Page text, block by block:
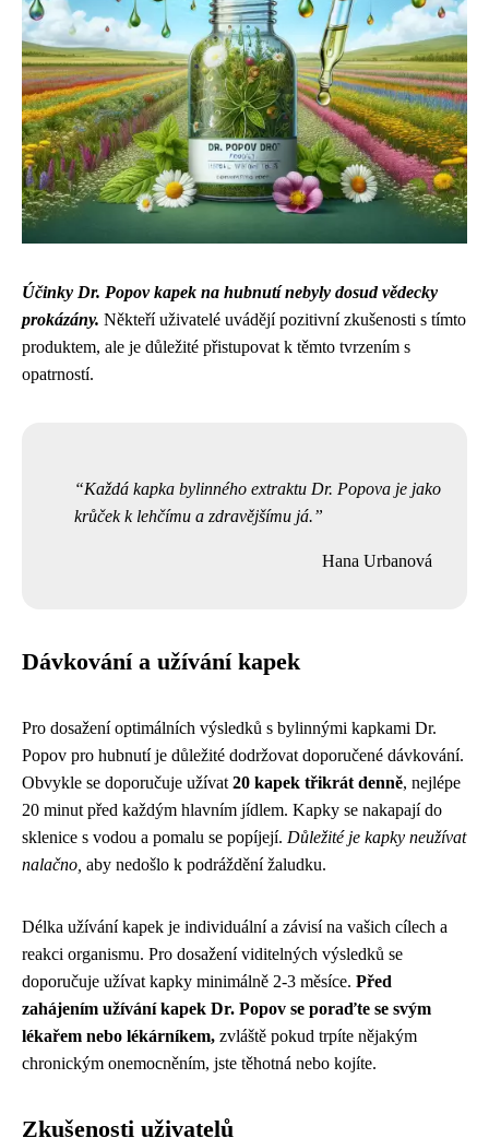
Účinky Dr. Popov kapek na hubnutí nebyly dosud vědecky
prokázány. Někteří uživatelé uvádějí pozitivní zkušenosti s tímto
produktem, ale je důležité přistupovat k těmto tvrzením s
opatrností.
Každá kapka bylinného extraktu Dr. Popova je jako
krůček k lehčímu a zdravějšímu já.
Hana Urbanová
Dávkování a užívání kapek
Pro dosažení optimálních výsledků s bylinnými kapkami Dr.
Popov pro hubnutí je důležité dodržovat doporučené dávkování.
Obvykle se doporučuje užívat 20 kapek třikrát denně, nejlépe
20 minut před každým hlavním jídlem. Kapky se nakapají do
sklenice s vodou a pomalu se popíjejí. Důležité je kapky neužívat
nalačno, aby nedošlo k podráždění žaludku.
Délka užívání kapek je individuální a závisí na vašich cílech a
reakci organismu. Pro dosažení viditelných výsledků se
doporučuje užívat kapky minimálně 2-3 měsíce. Před
zahájením užívání kapek Dr. Popov se poraďte se svým
lékařem nebo lékárníkem, zvláště pokud trpíte nějakým
chronickým onemocněním, jste těhotná nebo kojíte.
Zkušenosti uživatelů